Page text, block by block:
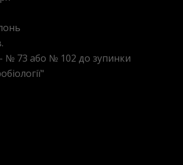
№ 73 або № 102 до зупинки